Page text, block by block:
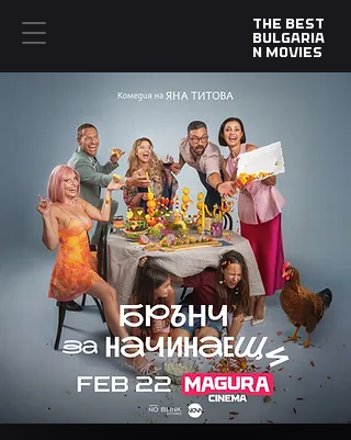
​The Best
Bulgaria
n Movies